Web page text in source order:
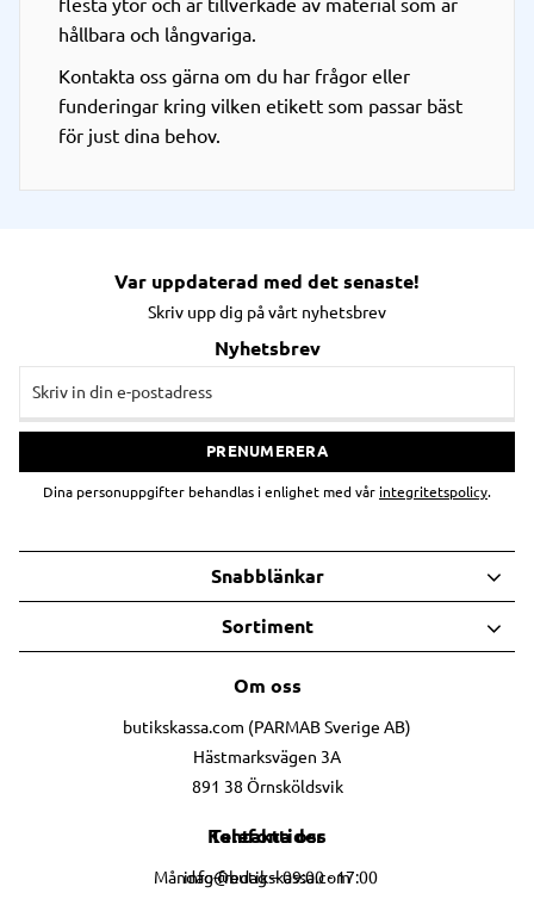
flesta ytor och är tillverkade av material som är
hållbara och långvariga.
Kontakta oss gärna om du har frågor eller
funderingar kring vilken etikett som passar bäst
för just dina behov.
Var uppdaterad med det senaste!
Skriv upp dig på vårt nyhetsbrev
Nyhetsbrev
PRENUMERERA
Dina personuppgifter behandlas i enlighet med vår integritetspolicy.
Om oss
butikskassa.com (PARMAB Sverige AB)
Hästmarksvägen 3A
891 38 Örnsköldsvik
Kontakta oss
info@butikskassa.com
Telefontider
Måndag-fredag – 09:00 - 17:00
Snabblänkar
Sortiment